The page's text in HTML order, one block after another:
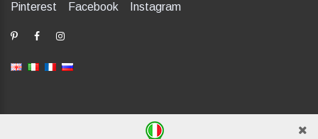
Pinterest Facebook Instagram